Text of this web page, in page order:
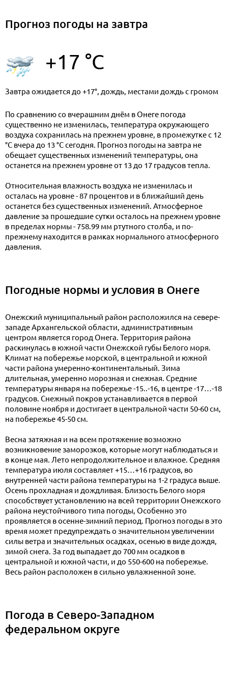
Прогноз погоды на завтра
+17 °C
Завтра ожидается до +17°, дождь, местами дождь с громом
По сравнению со вчерашним днём в Онеге погода
существенно не изменилась, температура окружающего
воздуха сохранилась на прежнем уровне, в промежутке с 12
°C вчера до 13 °C сегодня. Прогноз погоды на завтра не
обещает существенных изменений температуры, она
останется на прежнем уровне от 13 до 17 градусов тепла.
Относительная влажность воздуха не изменилась и
осталась на уровне - 87 процентов и в ближайший день
останется без существенных изменений. Атмосферное
давление за прошедшие сутки осталось на прежнем уровне
в пределах нормы - 758.99 мм ртутного столба, и по-
прежнему находится в рамках нормального атмосферного
давления.
Погодные нормы и условия в Онеге
Онежский муниципальный район расположился на севере-
западе Архангельской области, административным
центром является город Онега. Территория района
раскинулась в южной части Онежской губы Белого моря.
Климат на побережье морской, в центральной и южной
части района умеренно-континентальный. Зима
длительная, умеренно морозная и снежная. Средние
температуры января на побережье -15..-16, в центре -17…-18
градусов. Снежный покров устанавливается в первой
половине ноября и достигает в центральной части 50-60 см,
на побережье 45-50 см.
Весна затяжная и на всем протяжение возможно
возникновение заморозков, которые могут наблюдаться и
в конце мая. Лето непродолжительное и влажное. Средняя
температура июля составляет +15…+16 градусов, во
внутренней части района температуры на 1-2 градуса выше.
Осень прохладная и дождливая. Близость Белого моря
способствует установлению на всей территории Онежского
района неустойчивого типа погоды, Особенно это
проявляется в осенне-зимний период. Прогноз погоды в это
время может предупреждать о значительном увеличении
силы ветра и значительных осадках, осенью в виде дождя,
зимой снега. За год выпадает до 700 мм осадков в
центральной и южной части, и до 550-600 на побережье.
Весь район расположен в сильно увлажненной зоне.
Погода в Северо-Западном
федеральном округе